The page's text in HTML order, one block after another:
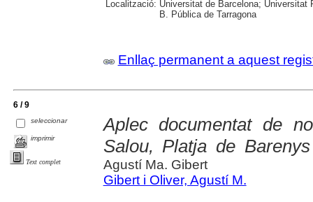
Localització: Universitat de Barcelona; Universitat
B. Pública de Tarragona
Enllaç permanent a aquest
6 / 9
seleccionar
imprimir
Text complet
Aplec documentat de
Salou, Platja de
Agustí Ma. Gibert
Gibert i Oliver, Agustí M.